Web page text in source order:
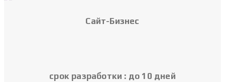
Cайт-Бизнес
срок разработки : до 10 дней